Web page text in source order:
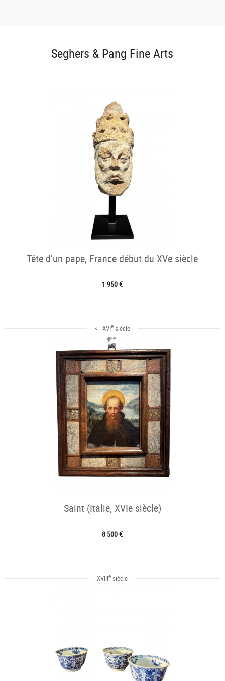
Seghers & Pang Fine Arts
Tête d’un pape, France début du XVe siècle
1 950 €
< XVIesiècle
Saint (Italie, XVIe siècle)
8 500 €
XVIIIe siècle